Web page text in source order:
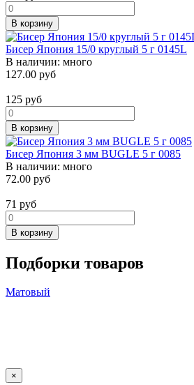
В корзину
Бисер Япония 15/0 круглый 5 г 0145L
В наличии: много
127.00 руб
125 руб
В корзину
Бисер Япония 3 мм BUGLE 5 г 0085
В наличии: много
72.00 руб
71 руб
В корзину
Подборки товаров
Матовый
×